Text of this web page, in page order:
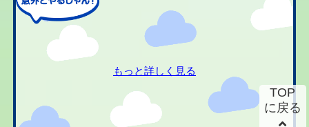
もっと詳しく見る
TOP
に戻る